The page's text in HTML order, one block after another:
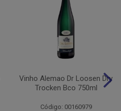
Vinho Alemao Dr Loosen Dry
Trocken Bco 750ml
Código: 00160979